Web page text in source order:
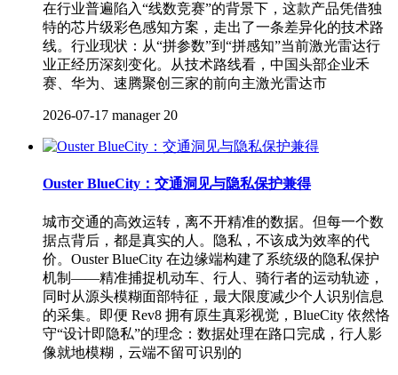
在行业普遍陷入“线数竞赛”的背景下，这款产品凭借独
特的芯片级彩色感知方案，走出了一条差异化的技术路
线。行业现状：从“拼参数”到“拼感知”当前激光雷达行
业正经历深刻变化。从技术路线看，中国头部企业禾
赛、华为、速腾聚创三家的前向主激光雷达市
2026-07-17 manager 20
Ouster BlueCity：交通洞见与隐私保护兼得
城市交通的高效运转，离不开精准的数据。但每一个数
据点背后，都是真实的人。隐私，不该成为效率的代
价。Ouster BlueCity 在边缘端构建了系统级的隐私保护
机制——精准捕捉机动车、行人、骑行者的运动轨迹，
同时从源头模糊面部特征，最大限度减少个人识别信息
的采集。即便 Rev8 拥有原生真彩视觉，BlueCity 依然恪
守“设计即隐私”的理念：数据处理在路口完成，行人影
像就地模糊，云端不留可识别的